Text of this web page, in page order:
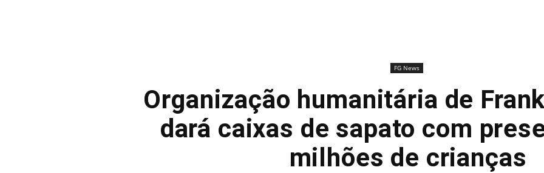
FG News
Organização humanitária de
dará caixas de sapato com
milhões de crianças